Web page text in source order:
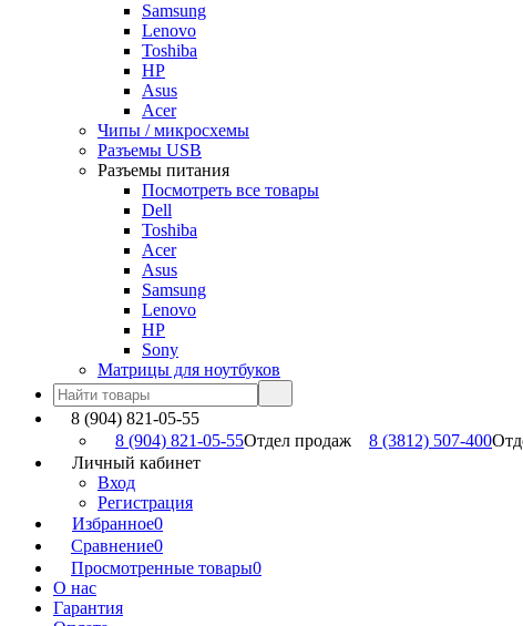
Samsung
Lenovo
Toshiba
HP
Asus
Acer
Чипы / микросхемы
Разъемы USB
Разъемы питания
Посмотреть все товары
Dell
Toshiba
Acer
Asus
Samsung
Lenovo
HP
Sony
Матрицы для ноутбуков
8 (904) 821-05-55
8 (904) 821-05-55Отдел продаж 8 (3812) 507-400
Личный кабинет
Вход
Регистрация
Избранное0
Сравнение0
Просмотренные товары0
О нас
Гарантия